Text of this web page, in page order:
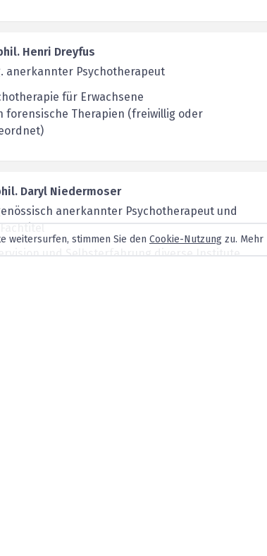
Henri Dreyfus
anerkannter Psychotherapeut
für Erwachsene
forensische Therapien (freiwillig oder
Daryl Niedermoser
anerkannter Psychotherapeut und
Fachtitel
und Selbsterfahrung diverse Institute
weitersurfen, stimmen Sie den Cookie-Nutzung zu.